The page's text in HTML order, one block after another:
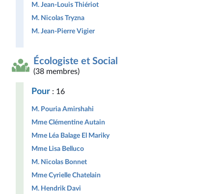
M. Jean-Louis Thiériot
M. Nicolas Tryzna
M. Jean-Pierre Vigier
Écologiste et Social
(38 membres)
Pour : 16
M. Pouria Amirshahi
Mme Clémentine Autain
Mme Léa Balage El Mariky
Mme Lisa Belluco
M. Nicolas Bonnet
Mme Cyrielle Chatelain
M. Hendrik Davi